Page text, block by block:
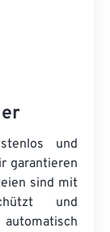
und
garantieren
sind mit
und